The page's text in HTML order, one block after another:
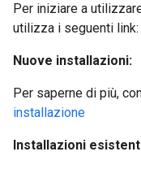
Per iniziare a
utilizza i seguenti link:
Nuove installazioni:
Per saperne di più,
installazione
Installazioni